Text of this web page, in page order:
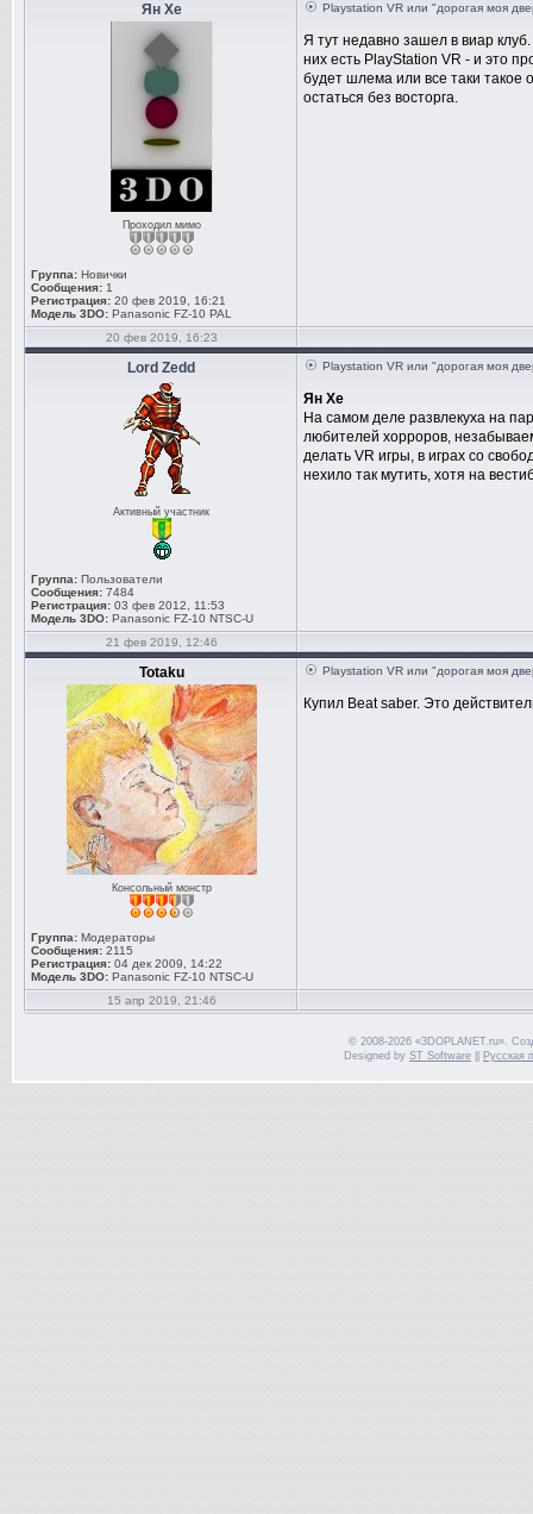
Ян Хе
Проходил мимо
Группа: Новички
Сообщения: 1
Регистрация: 20 фев 2019, 16:21
Модель 3DO: Panasonic FZ-10 PAL
Playstation VR или "дорогая моя
Я тут недавно зашел в виар
них есть PlayStation VR - и это
будет шлема или все таки такое
остаться без восторга.
20 фев 2019, 16:23
Lord Zedd
Активный участник
Группа: Пользователи
Сообщения: 7484
Регистрация: 03 фев 2012, 11:53
Модель 3DO: Panasonic FZ-10 NTSC-U
Playstation VR или "дорогая моя
Ян Хе
На самом деле развлекуха на
любителей хорроров,
делать VR игры, в играх со
нехило так мутить, хотя на
21 фев 2019, 12:46
Totaku
Консольный монстр
Группа: Модераторы
Сообщения: 2115
Регистрация: 04 дек 2009, 14:22
Модель 3DO: Panasonic FZ-10 NTSC-U
Playstation VR или "дорогая моя
Купил Beat saber. Это
15 апр 2019, 21:46
© 2008-2026 «3DOPLANET.ru».
Designed by ST Software Русская